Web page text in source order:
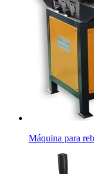
Máquina para